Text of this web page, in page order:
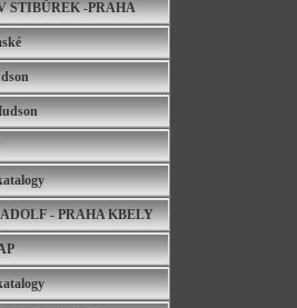
STIBŮREK -PRAHA
- PRAHA KBELY